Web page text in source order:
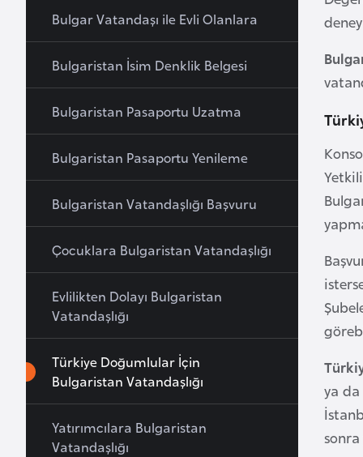
ya
sonra
Bulgar Vatandaşı ile Evli Olanlara
Bulgaristan İsim Denklik Belgesi
Bulgaristan Pasaportu Uzatma
Bulgaristan Pasaportu Yenileme
Bulgaristan Vatandaşlığı Başvuru
Çocuklara Bulgaristan Vatandaşlığı
Evlilikten Dolayı Bulgaristan
Vatandaşlığı
Türkiye Doğumlular İçin
Bulgaristan Vatandaşlığı
Yatırımcılara Bulgaristan
Vatandaşlığı
z
e
r
y
a
n
B
a
h
r
e
y
n
B
a
n